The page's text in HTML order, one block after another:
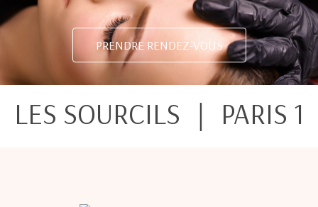
PRENDRE RENDEZ-VOUS
LES SOURCILS ｜ PARIS 1